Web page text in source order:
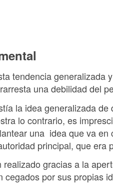
tendencia generalizada
una debilidad del
la idea generalizada
lo contrario, es
una idea que va
principal, que era
gracias a la
por sus propias